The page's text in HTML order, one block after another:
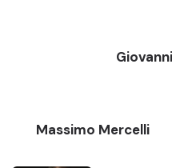
Massimo Mercelli